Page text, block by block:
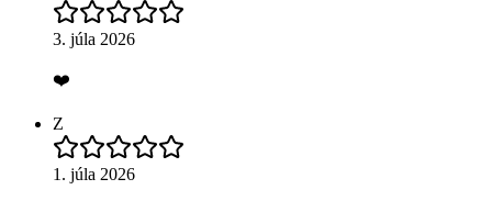
3. júla 2026
❤️
Z
1. júla 2026